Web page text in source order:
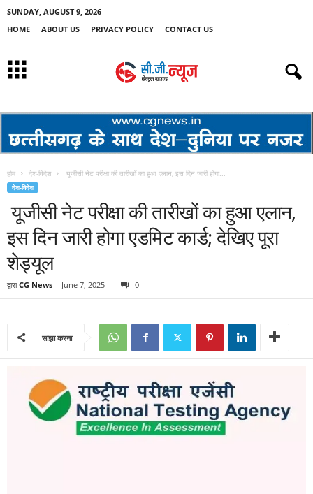
SUNDAY, AUGUST 9, 2026
HOME
ABOUT US PRIVACY POLICY CONTACT US
होम देश-विदेश यूजीसी नेट परीक्षा की तारीखों का हुआ एलान, इस दिन जारी होगा...
देश-विदेश
यूजीसी नेट परीक्षा की तारीखों का हुआ एलान,
इस दिन जारी होगा एडमिट कार्ड; देखिए पूरा
शेड्यूल
द्वारा CG News - June 7, 2025 0
साझा करना